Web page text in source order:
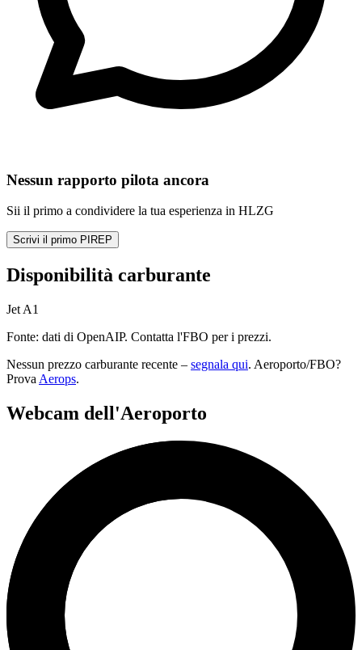
Nessun rapporto pilota ancora
Sii il primo a condividere la tua esperienza in HLZG
Scrivi il primo PIREP
Disponibilità carburante
Jet A1
Fonte: dati di OpenAIP. Contatta l'FBO per i prezzi.
Nessun prezzo carburante recente – segnala qui. Aeroporto/FBO?
Prova Aerops.
Webcam dell'Aeroporto